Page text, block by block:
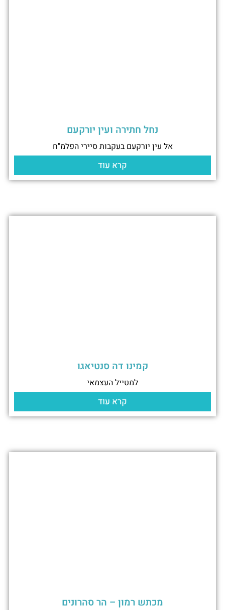
נחל חתירה ועין יורקעם
אל עין יורקעם בעקבות סיירי הפלמ"ח
קרא עוד
קמינו דה סנטיאגו
למטייל העצמאי
קרא עוד
מכתש רמון – הר סהרונים